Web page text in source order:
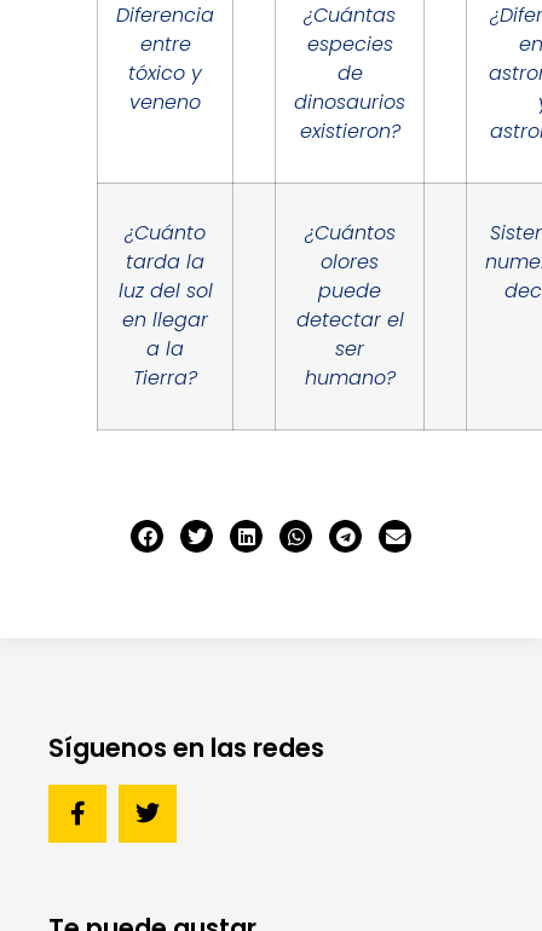
Diferencia
entre
tóxico y
veneno
¿Cuántas
especies
de
dinosaurios
existieron?
¿Cuánto
tarda la
luz del sol
en llegar
a la
Tierra?
¿Cuántos
olores
puede
detectar el
ser
humano?
Síguenos en las redes